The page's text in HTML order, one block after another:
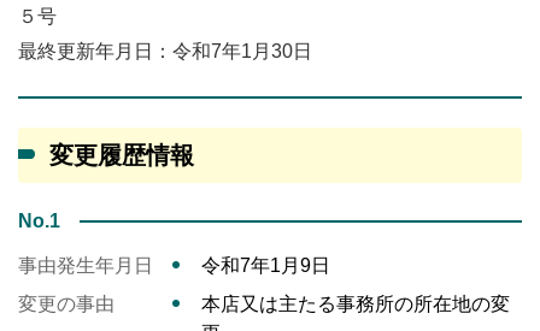
５号
最終更新年月日：令和7年1月30日
変更履歴情報
No.1
事由発生年月日
令和7年1月9日
変更の事由
本店又は主たる事務所の所在地の変